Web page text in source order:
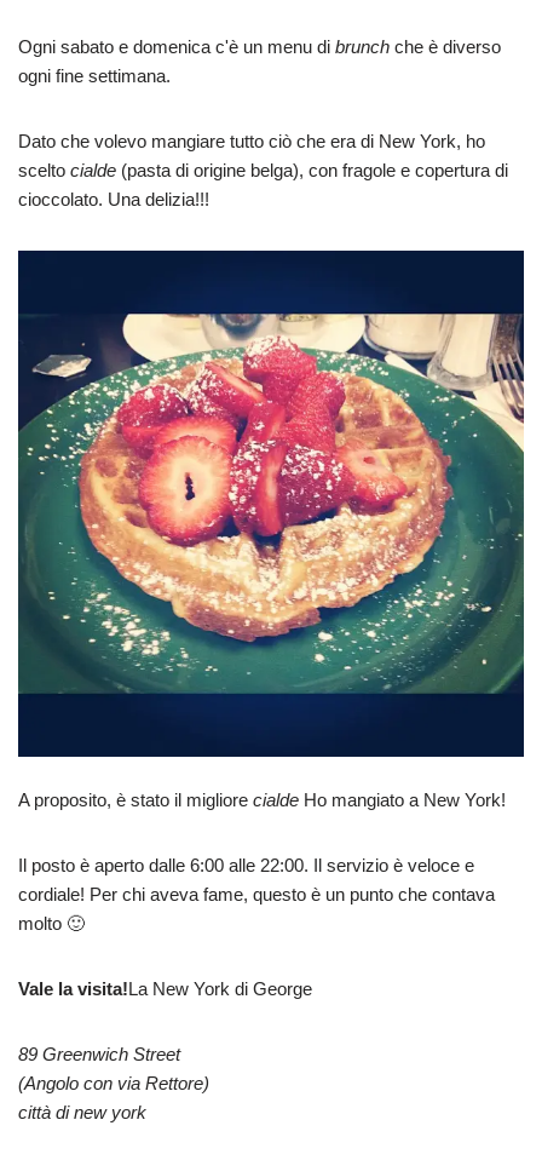
Ogni sabato e domenica c'è un menu di brunch che è diverso
ogni fine settimana.
Dato che volevo mangiare tutto ciò che era di New York, ho
scelto cialde (pasta di origine belga), con fragole e copertura di
cioccolato. Una delizia!!!
A proposito, è stato il migliore cialde Ho mangiato a New York!
Il posto è aperto dalle 6:00 alle 22:00. Il servizio è veloce e
cordiale! Per chi aveva fame, questo è un punto che contava
molto 🙂
Vale la visita!La New York di George
89 Greenwich Street
(Angolo con via Rettore)
città di new york